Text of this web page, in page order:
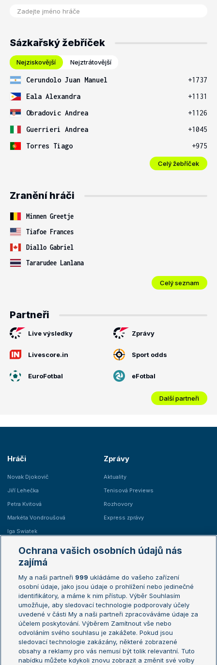
Sázkařský žebříček
Nejziskovější Nejztrátovější
Cerundolo Juan Manuel
+1737
Eala Alexandra
+1131
Obradovic Andrea
+1126
Guerrieri Andrea
+1045
Torres Tiago
+975
Celý žebříček
Zranění hráči
Minnen Greetje
Tiafoe Frances
Diallo Gabriel
Tararudee Lanlana
Celý seznam
Partneři
Live výsledky Zprávy
Livescore.in Sport odds
EuroFotbal eFotbal
Další partneři
Hráči
Novak Djokovič
Jiří Lehečka
Petra Kvitová
Markéta Vondroušová
Iga Swiatek
Zprávy
Aktuality
Tenisová Previews
Rozhovory
Express zprávy
Žebříčky
Žebříček ATP (muži)
Žebříček WTA (ženy)
Sázkařský žebříček
Australian Open
French Open
Wimbledon
US Open
Turnaj mistrů
Turnaj mistryň
Aktualní trendy
Ochrana vašich osobních údajů nás
zajímá
My a naši partneři 999 ukládáme do vašeho zařízení
osobní údaje, jako jsou údaje o prohlížení nebo jedinečné
identifikátory, a máme k nim přístup. Výběr Souhlasím
umožňuje, aby sledovací technologie podporovaly účely
uvedené v části My a naši partneři zpracováváme údaje za
účelem poskytování. Výběrem Zamítnout vše nebo
odvoláním svého souhlasu je zakážete. Pokud jsou
sledovací technologie zakázány, některé zobrazené
obsahy a reklamy pro vás nemusí být tolik relevantní. Tuto
nabídku můžete kdykoli znovu zobrazit a změnit své volby